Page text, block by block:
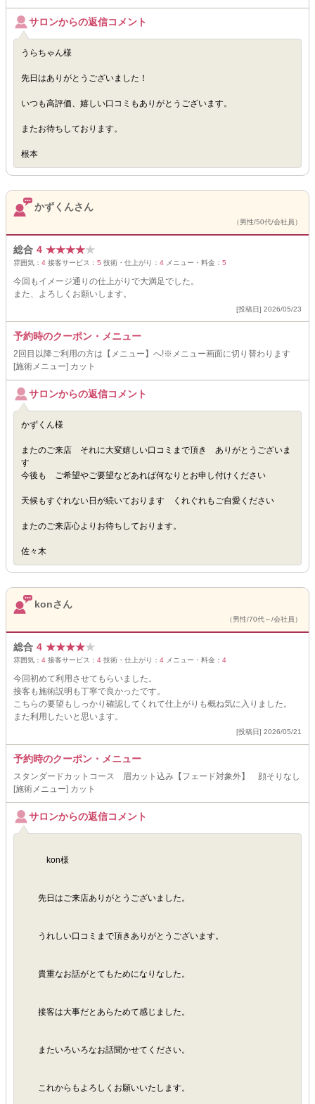
サロンからの返信コメント
うらちゃん様
先日はありがとうございました！
いつも高評価、嬉しい口コミもありがとうございます。
またお待ちしております。
根本
かずくんさん
（男性/50代/会社員）
総合 4 ★★★★★
雰囲気： 4 接客サービス： 5 技術・仕上がり： 4 メニュー・料金： 5
今回もイメージ通りの仕上がりで大満足でした。
また、よろしくお願いします。
[投稿日] 2026/05/23
予約時のクーポン・メニュー
2回目以降ご利用の方は【メニュー】へ!※メニュー画面に切り替わります
[施術メニュー] カット
サロンからの返信コメント
かずくん様
またのご来店 それに大変嬉しい口コミまで頂き ありがとうございま
す
今後も ご希望やご要望などあれば何なりとお申し付けください
天候もすぐれない日が続いております くれぐれもご自愛ください
またのご来店心よりお待ちしております。
佐々木
konさん
（男性/70代～/会社員）
総合 4 ★★★★★
雰囲気： 4 接客サービス： 4 技術・仕上がり： 4 メニュー・料金： 4
今回初めて利用させてもらいました。
接客も施術説明も丁寧で良かったです。
こちらの要望もしっかり確認してくれて仕上がりも概ね気に入りました。
また利用したいと思います。
[投稿日] 2026/05/21
予約時のクーポン・メニュー
スタンダードカットコース 眉カット込み【フェード対象外】 顔そりなし
[施術メニュー] カット
サロンからの返信コメント
kon様
先日はご来店ありがとうございました。
うれしい口コミまで頂きありがとうございます。
貴重なお話がとてもためになりなした。
接客は大事だとあらためて感じました。
またいろいろなお話聞かせてください。
これからもよろしくお願いいたします。